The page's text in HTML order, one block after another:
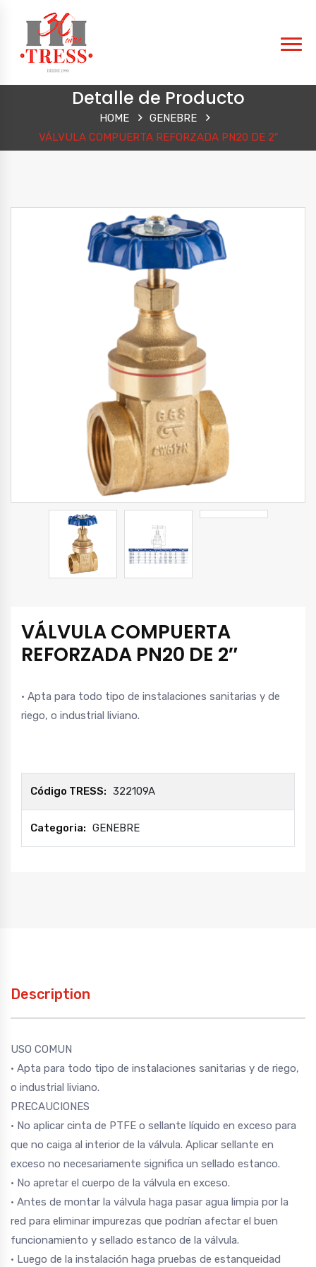
Detalle de Producto
HOME
GENEBRE
VÁLVULA COMPUERTA REFORZADA PN20 DE 2″
VÁLVULA COMPUERTA
REFORZADA PN20 DE 2″
• Apta para todo tipo de instalaciones sanitarias y de
riego, o industrial liviano.
Código TRESS: 322109A
Categoria: GENEBRE
Description
USO COMUN
• Apta para todo tipo de instalaciones sanitarias y de riego,
o industrial liviano.
PRECAUCIONES
• No aplicar cinta de PTFE o sellante líquido en exceso para
que no caiga al interior de la válvula. Aplicar sellante en
exceso no necesariamente significa un sellado estanco.
• No apretar el cuerpo de la válvula en exceso.
• Antes de montar la válvula haga pasar agua limpia por la
red para eliminar impurezas que podrían afectar el buen
funcionamiento y sellado estanco de la válvula.
• Luego de la instalación haga pruebas de estanqueidad